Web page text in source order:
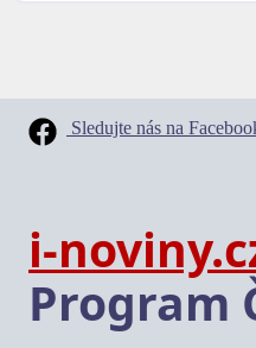
Sledujte nás na
i-
Program